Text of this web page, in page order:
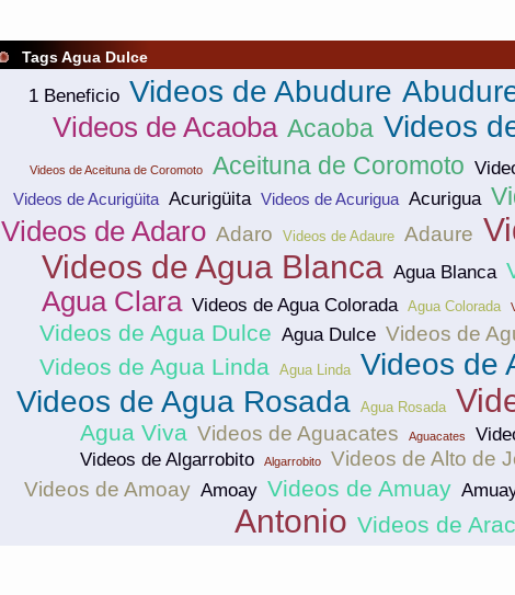
Tags Agua Dulce
1 Beneficio Videos de Abudure
Videos de Acaoba Acaoba Videos
Videos de Aceituna de Coromoto Aceituna de Coromoto
Videos de Acurigüita Acurigüita Videos de Acurigua Acurigua
Videos de Adaro Adaro Videos de Adaure Adaure
Videos de Agua Blanca Agua Blanca
Agua Clara Videos de Agua Colorada Agua Colorada
Videos de Agua Dulce Agua Dulce Videos de
Videos de Agua Linda Agua Linda Videos de
Videos de Agua Rosada Agua Rosada
Agua Viva Videos de Aguacates Aguacates
Videos de Algarrobito Algarrobito Videos de Alto de
Videos de Amoay Amoay Videos de Amuay
Antonio Videos de